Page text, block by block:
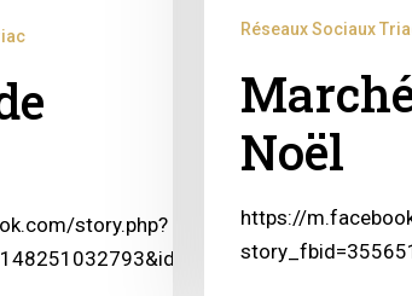
story.php?
Réseaux Sociaux
Noël
https://